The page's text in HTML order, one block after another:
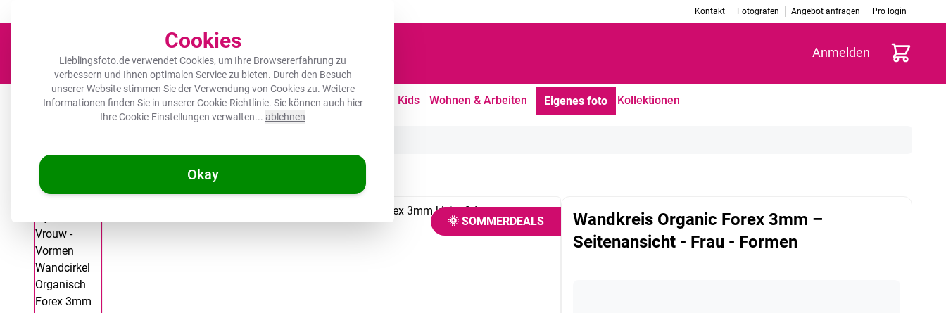
Cookies
Lieblingsfoto.de verwendet Cookies, um Ihre Browsererfahrung zu
verbessern und Ihnen optimalen Service zu bieten. Durch den Besuch
unserer Website stimmen Sie der Verwendung von Cookies zu. Weitere
Informationen finden Sie in unsererCookie-Richtlinie. Sie können auch hier
Ihre Cookie-Einstellungen verwalten... ablehnen
Okay
Kontakt Fotografen Angebot anfragen Pro login
Anmelden Warenkorb
Leinwand Herdabdeckplatte Wanddeko Küche Outdoor Freizeit Kids Wohnen & Arbeiten Eigenes foto Kollektionen
Wandkreis Organic Forex 3mm – Seitenansicht - Frau - Formen
🌞 SOMMERDEALS
Wandkreis Organic Forex 3mm –
Seitenansicht - Frau - Formen